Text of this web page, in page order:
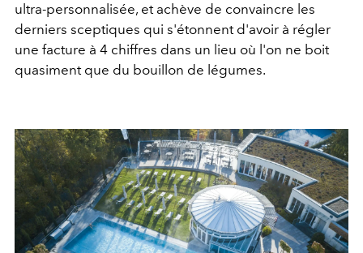
ultra-personnalisée, et achève de convaincre les
derniers sceptiques qui s'étonnent d'avoir à régler
une facture à 4 chiffres dans un lieu où l'on ne boit
quasiment que du bouillon de légumes.